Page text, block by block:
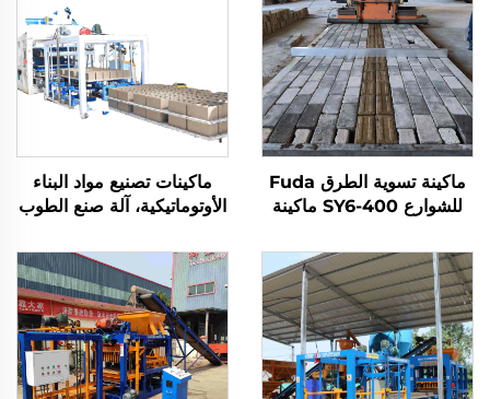
ماكينة تسوية الطرق Fuda
للشوارع SY6-400 ماكينة
ماكينة تسوية الطوب
التشابكي لبناء الطرق بطول
6*1.8*1.8 متر
ماكينات تصنيع مواد البناء
الأوتوماتيكية، آلة صنع الطوب
الأسمنتي المتشابك
الهيدروليكي